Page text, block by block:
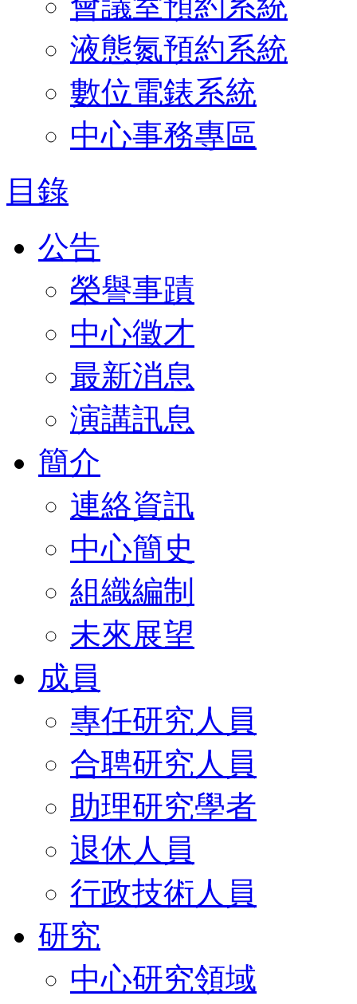
液態氮預約系統
數位電錶系統
中心事務專區
目錄
公告
榮譽事蹟
中心徵才
最新消息
演講訊息
簡介
連絡資訊
中心簡史
組織編制
未來展望
成員
專任研究人員
合聘研究人員
助理研究學者
退休人員
行政技術人員
研究
中心研究領域